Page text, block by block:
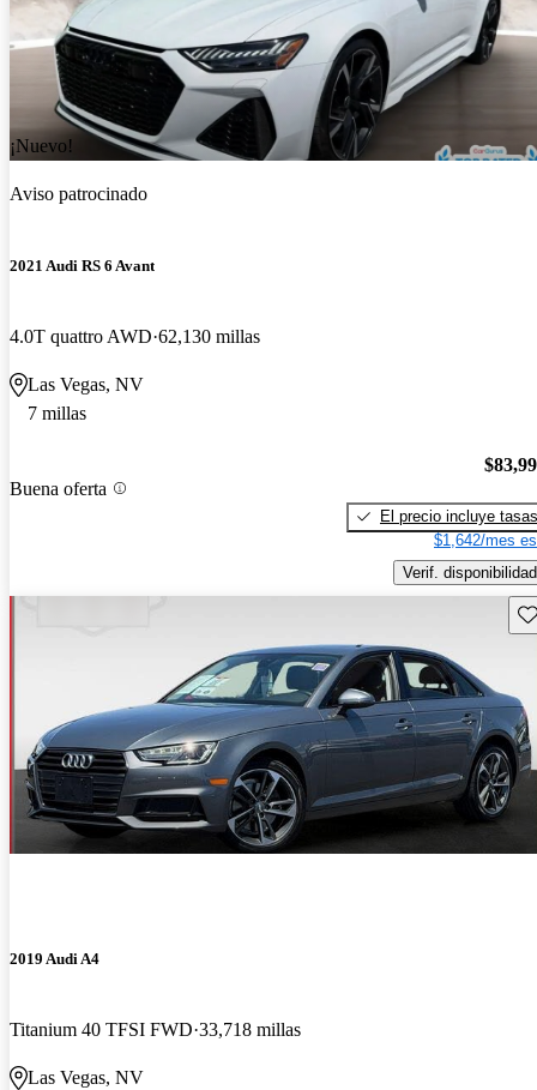
¡Nuevo!
Aviso patrocinado
2021 Audi RS 6 Avant
4.0T quattro AWD 62,130 millas
Las Vegas, NV
7 millas
Buena oferta
El precio incluye tasas
$1,642/mes
Verif. disponibilidad
2019 Audi A4
Titanium 40 TFSI FWD 33,718 millas
Las Vegas, NV